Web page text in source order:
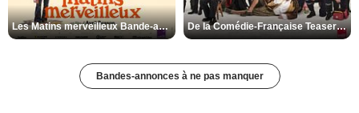
Les Matins merveilleux Bande-annonce VF De la Comédie-Française Teaser VF
Bandes-annonces à ne pas manquer